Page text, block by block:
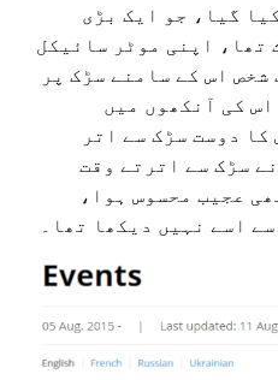
گیا، جو ایک بڑی
تھا، اپنی موٹر سائیکل
شخص اس کے سامنے سڑک پر
کی آنکھوں میں
دوست سڑک سے اتر
سڑک سے اترتے وقت
عجیب محسوس ہوا،